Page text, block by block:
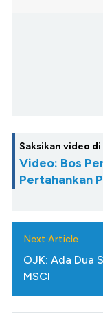
Saksikan video
Video: Bos
Pertahankan
Next Article
OJK: Ada Dua
MSCI